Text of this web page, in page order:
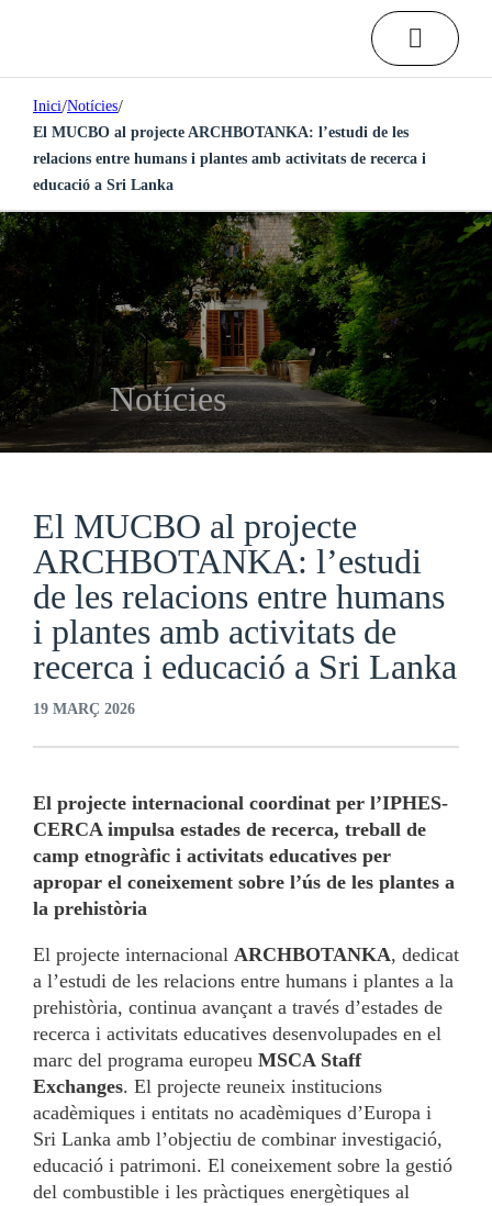
Inici/Notícies/
El MUCBO al projecte ARCHBOTANKA: l’estudi de les
relacions entre humans i plantes amb activitats de recerca i
educació a Sri Lanka
Notícies
El MUCBO al projecte
ARCHBOTANKA: l’estudi
de les relacions entre humans
i plantes amb activitats de
recerca i educació a Sri Lanka
19 MARÇ 2026
El projecte internacional coordinat per l’IPHES-
CERCA impulsa estades de recerca, treball de
camp etnogràfic i activitats educatives per
apropar el coneixement sobre l’ús de les plantes a
la prehistòria
El projecte internacional ARCHBOTANKA, dedicat
a l’estudi de les relacions entre humans i plantes a la
prehistòria, continua avançant a través d’estades de
recerca i activitats educatives desenvolupades en el
marc del programa europeu MSCA Staff
Exchanges. El projecte reuneix institucions
acadèmiques i entitats no acadèmiques d’Europa i
Sri Lanka amb l’objectiu de combinar investigació,
educació i patrimoni. El coneixement sobre la gestió
del combustible i les pràctiques energètiques al